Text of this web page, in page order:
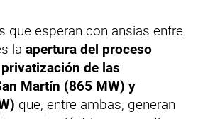
que esperan con ansias entre
la apertura del proceso
de las
Martín (865 MW) y
que, entre ambas, generan